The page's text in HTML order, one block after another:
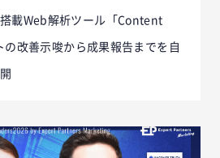
載Web解析ツール「Content
改善示唆から成果報告までを自